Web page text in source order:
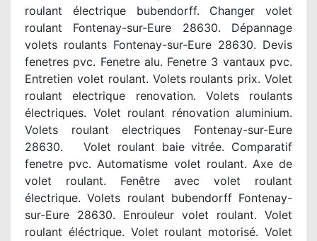
roulant électrique bubendorff. Changer volet
roulant Fontenay-sur-Eure 28630. Dépannage
volets roulants Fontenay-sur-Eure 28630. Devis
fenetres pvc. Fenetre alu. Fenetre 3 vantaux pvc.
Entretien volet roulant. Volets roulants prix. Volet
roulant electrique renovation. Volets roulants
électriques. Volet roulant rénovation aluminium.
Volets roulant electriques Fontenay-sur-Eure
28630. Volet roulant baie vitrée. Comparatif
fenetre pvc. Automatisme volet roulant. Axe de
volet roulant. Fenêtre avec volet roulant
électrique. Volets roulant bubendorff Fontenay-
sur-Eure 28630. Enrouleur volet roulant. Volet
roulant éléctrique. Volet roulant motorisé. Volet